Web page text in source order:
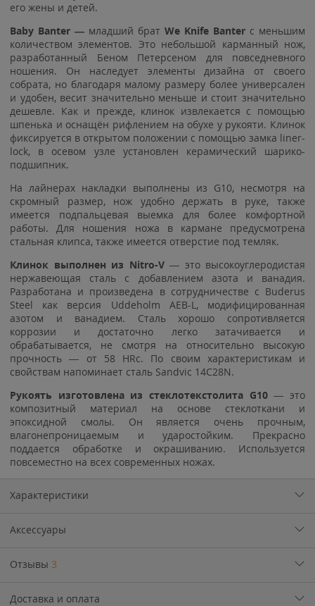
его жены и детей.
Baby Banter — младший брат We Knife Banter с меньшим
количеством элементов. Это небольшой карманный нож,
разработанный Беном Петерсеном для повседневного
ношения. Он наследует элементы дизайна от своего
собрата, но благодаря малому размеру более универсален
и удобен, весит значительно меньше и стоит значительно
дешевле. Как и прежде, клинок извлекается с помощью
шпенька и оснащён рифлением на обухе у рукояти. Клинок
фиксируется в открытом положении с помощью замка liner-
lock, в осевом узле установлен керамический шарико-
подшипник.
На лайнерах накладки выполнены из G10, несмотря на
скромный размер, нож удобно держать в руке, также
имеется подпальцевая выемка для более комфортной
работы. Для ношения ножа в кармане предусмотрена
стальная клипса, также имеется отверстие под темляк.
Клинок выполнен из Nitro-V— это высокоуглеродистая
нержавеющая сталь с добавлением азота и ванадия.
Разработана и произведена в сотрудничестве с Buderus
Steel как версия Uddeholm AEB-L, модифицированная
азотом и ванадием. Сталь хорошо сопротивляется
коррозии и достаточно легко затачивается и
обрабатывается, не смотря на относительно высокую
прочность — от 58 HRc. По своим характеристикам и
свойствам напоминает сталь Sandvic 14C28N.
Рукоять изготовлена из стеклотекстолита G10— это
композитный материал на основе стеклоткани и
эпоксидной смолы. Он является очень прочным,
влагонепроницаемым и ударостойким. Прекрасно
поддается обработке и окрашиванию. Используется
повсеместно на всех современных ножах.
Характеристики
Аксессуары
Отзывы 3
Доставка и оплата